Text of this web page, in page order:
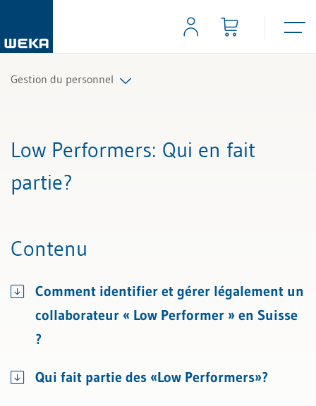
Gestion du personnel
Low Performers: Qui en fait
partie?
Contenu
Comment identifier et gérer légalement un
collaborateur « Low Performer » en Suisse
?
Qui fait partie des «Low Performers»?